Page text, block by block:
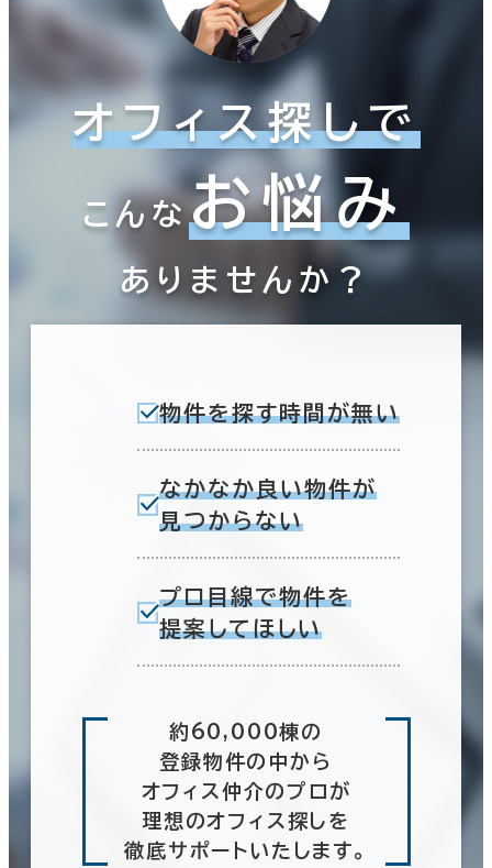
オフィス探しで
こんなお悩み
ありませんか？
物件を探す時間が無い
なかなか良い物件が
見つからない
プロ目線で物件を
提案してほしい
約60,000棟の
登録物件の中から
オフィス仲介のプロが
理想のオフィス探しを
徹底サポートいたします。